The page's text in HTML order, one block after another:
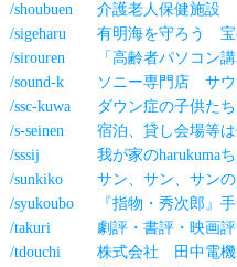
/shoubuen
介護老人保健施設
/sigeharu
有明海を守ろう 宝
/sirouren
「高齢者パソコン
/sound-k
ソニー専門店 サ
/ssc-kuwa
ダウン症の子供た
/s-seinen
宿泊、貸し会場等
/sssij
我が家のharukuma
/sunkiko
サン、サン、サン
/syukoubo
『指物・秀次郎』
/takuri
劇評・書評・映画
/tdouchi
株式会社 田中電機